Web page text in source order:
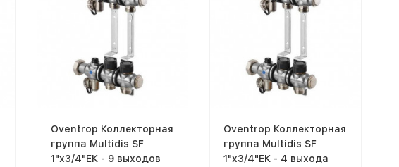
Oventrop Коллекторная
группа Multidis SF
1"x3/4"ЕК - 9 выходов
Oventrop Коллекторная
группа Multidis SF
1"x3/4"ЕК - 4 выхода